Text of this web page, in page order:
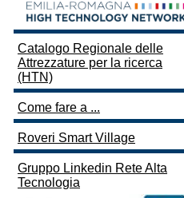
Catalogo Regionale delle
Attrezzature per la ricerca
(HTN)
Come fare a ...
Roveri Smart Village
Gruppo Linkedin Rete Alta
Tecnologia